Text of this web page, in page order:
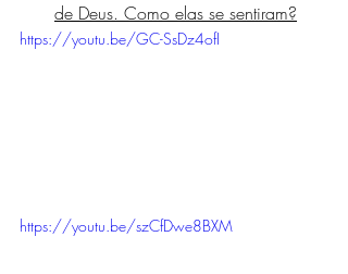
de Deus. Como elas se sentiram?
https://youtu.be/GC-SsDz4ofI
https://youtu.be/szCfDwe8BXM